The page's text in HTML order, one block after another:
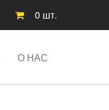
0 шт.
О НАС